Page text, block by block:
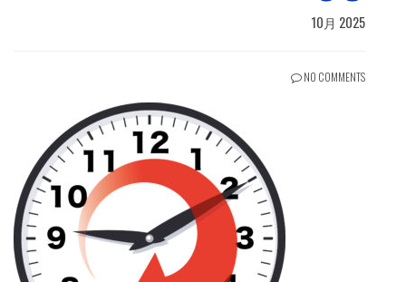
10月 2025
NO COMMENTS